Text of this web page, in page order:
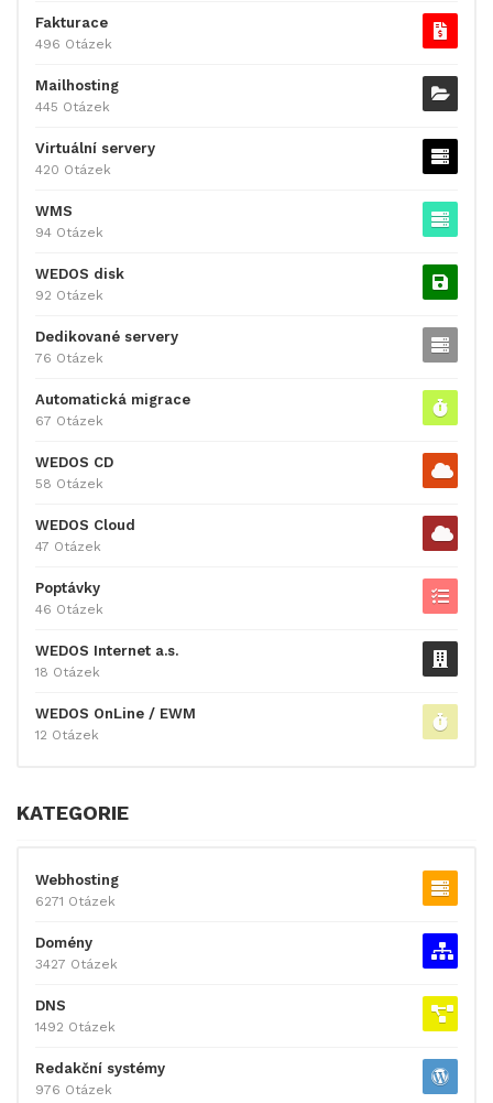
Fakturace
496 Otázek
Mailhosting
445 Otázek
Virtuální servery
420 Otázek
WMS
94 Otázek
WEDOS disk
92 Otázek
Dedikované servery
76 Otázek
Automatická migrace
67 Otázek
WEDOS CD
58 Otázek
WEDOS Cloud
47 Otázek
Poptávky
46 Otázek
WEDOS Internet a.s.
18 Otázek
WEDOS OnLine / EWM
12 Otázek
KATEGORIE
Webhosting
6271 Otázek
Domény
3427 Otázek
DNS
1492 Otázek
Redakční systémy
976 Otázek